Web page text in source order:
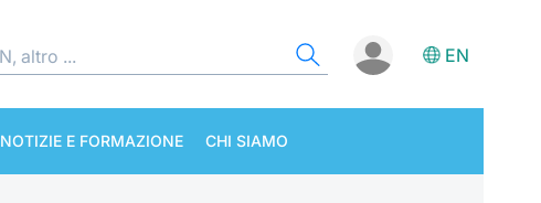
EN
NOTIZIE E FORMAZIONE CHI SIAMO